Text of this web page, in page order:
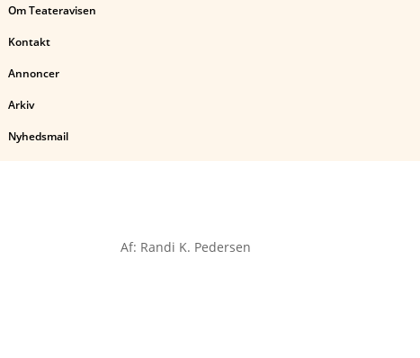
Om Teateravisen
Kontakt
Annoncer
Arkiv
Nyhedsmail
Af: Randi K. Pedersen